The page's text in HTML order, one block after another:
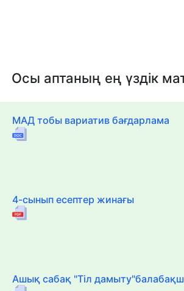
Осы аптаның ең үздік
МАД тобы вариатив бағдарлама
4-сынып есептер жинағы
Ашық сабақ "Тіл